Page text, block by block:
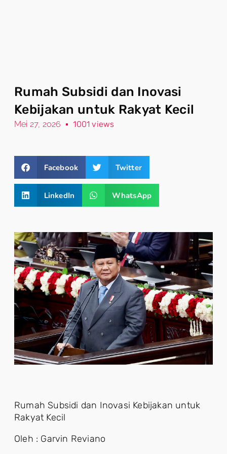
Rumah Subsidi dan Inovasi
Kebijakan untuk Rakyat Kecil
Mei 27, 2026 1001 views
Facebook Twitter
LinkedIn WhatsApp
Rumah Subsidi dan Inovasi Kebijakan untuk
Rakyat Kecil
Oleh : Garvin Reviano